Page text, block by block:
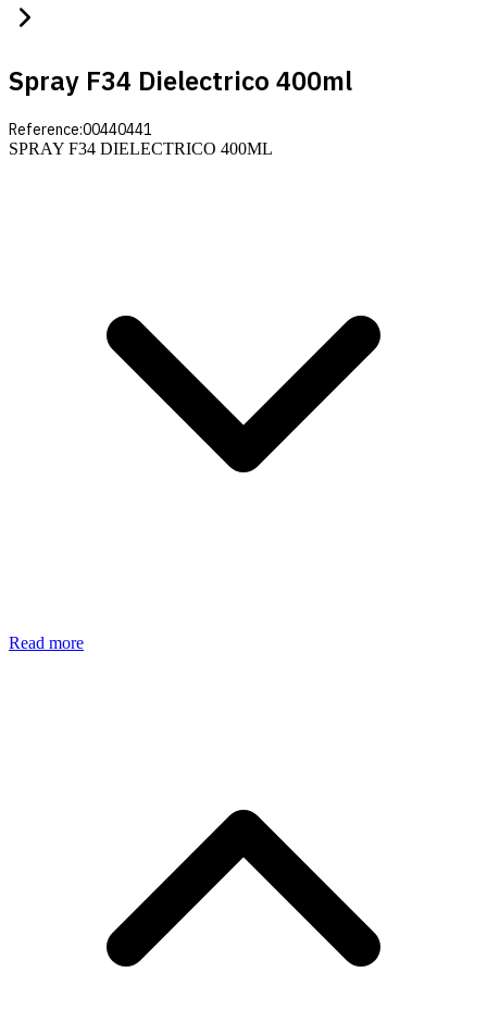
Spray F34 Dielectrico 400ml
Reference:00440441
SPRAY F34 DIELECTRICO 400ML
Read more